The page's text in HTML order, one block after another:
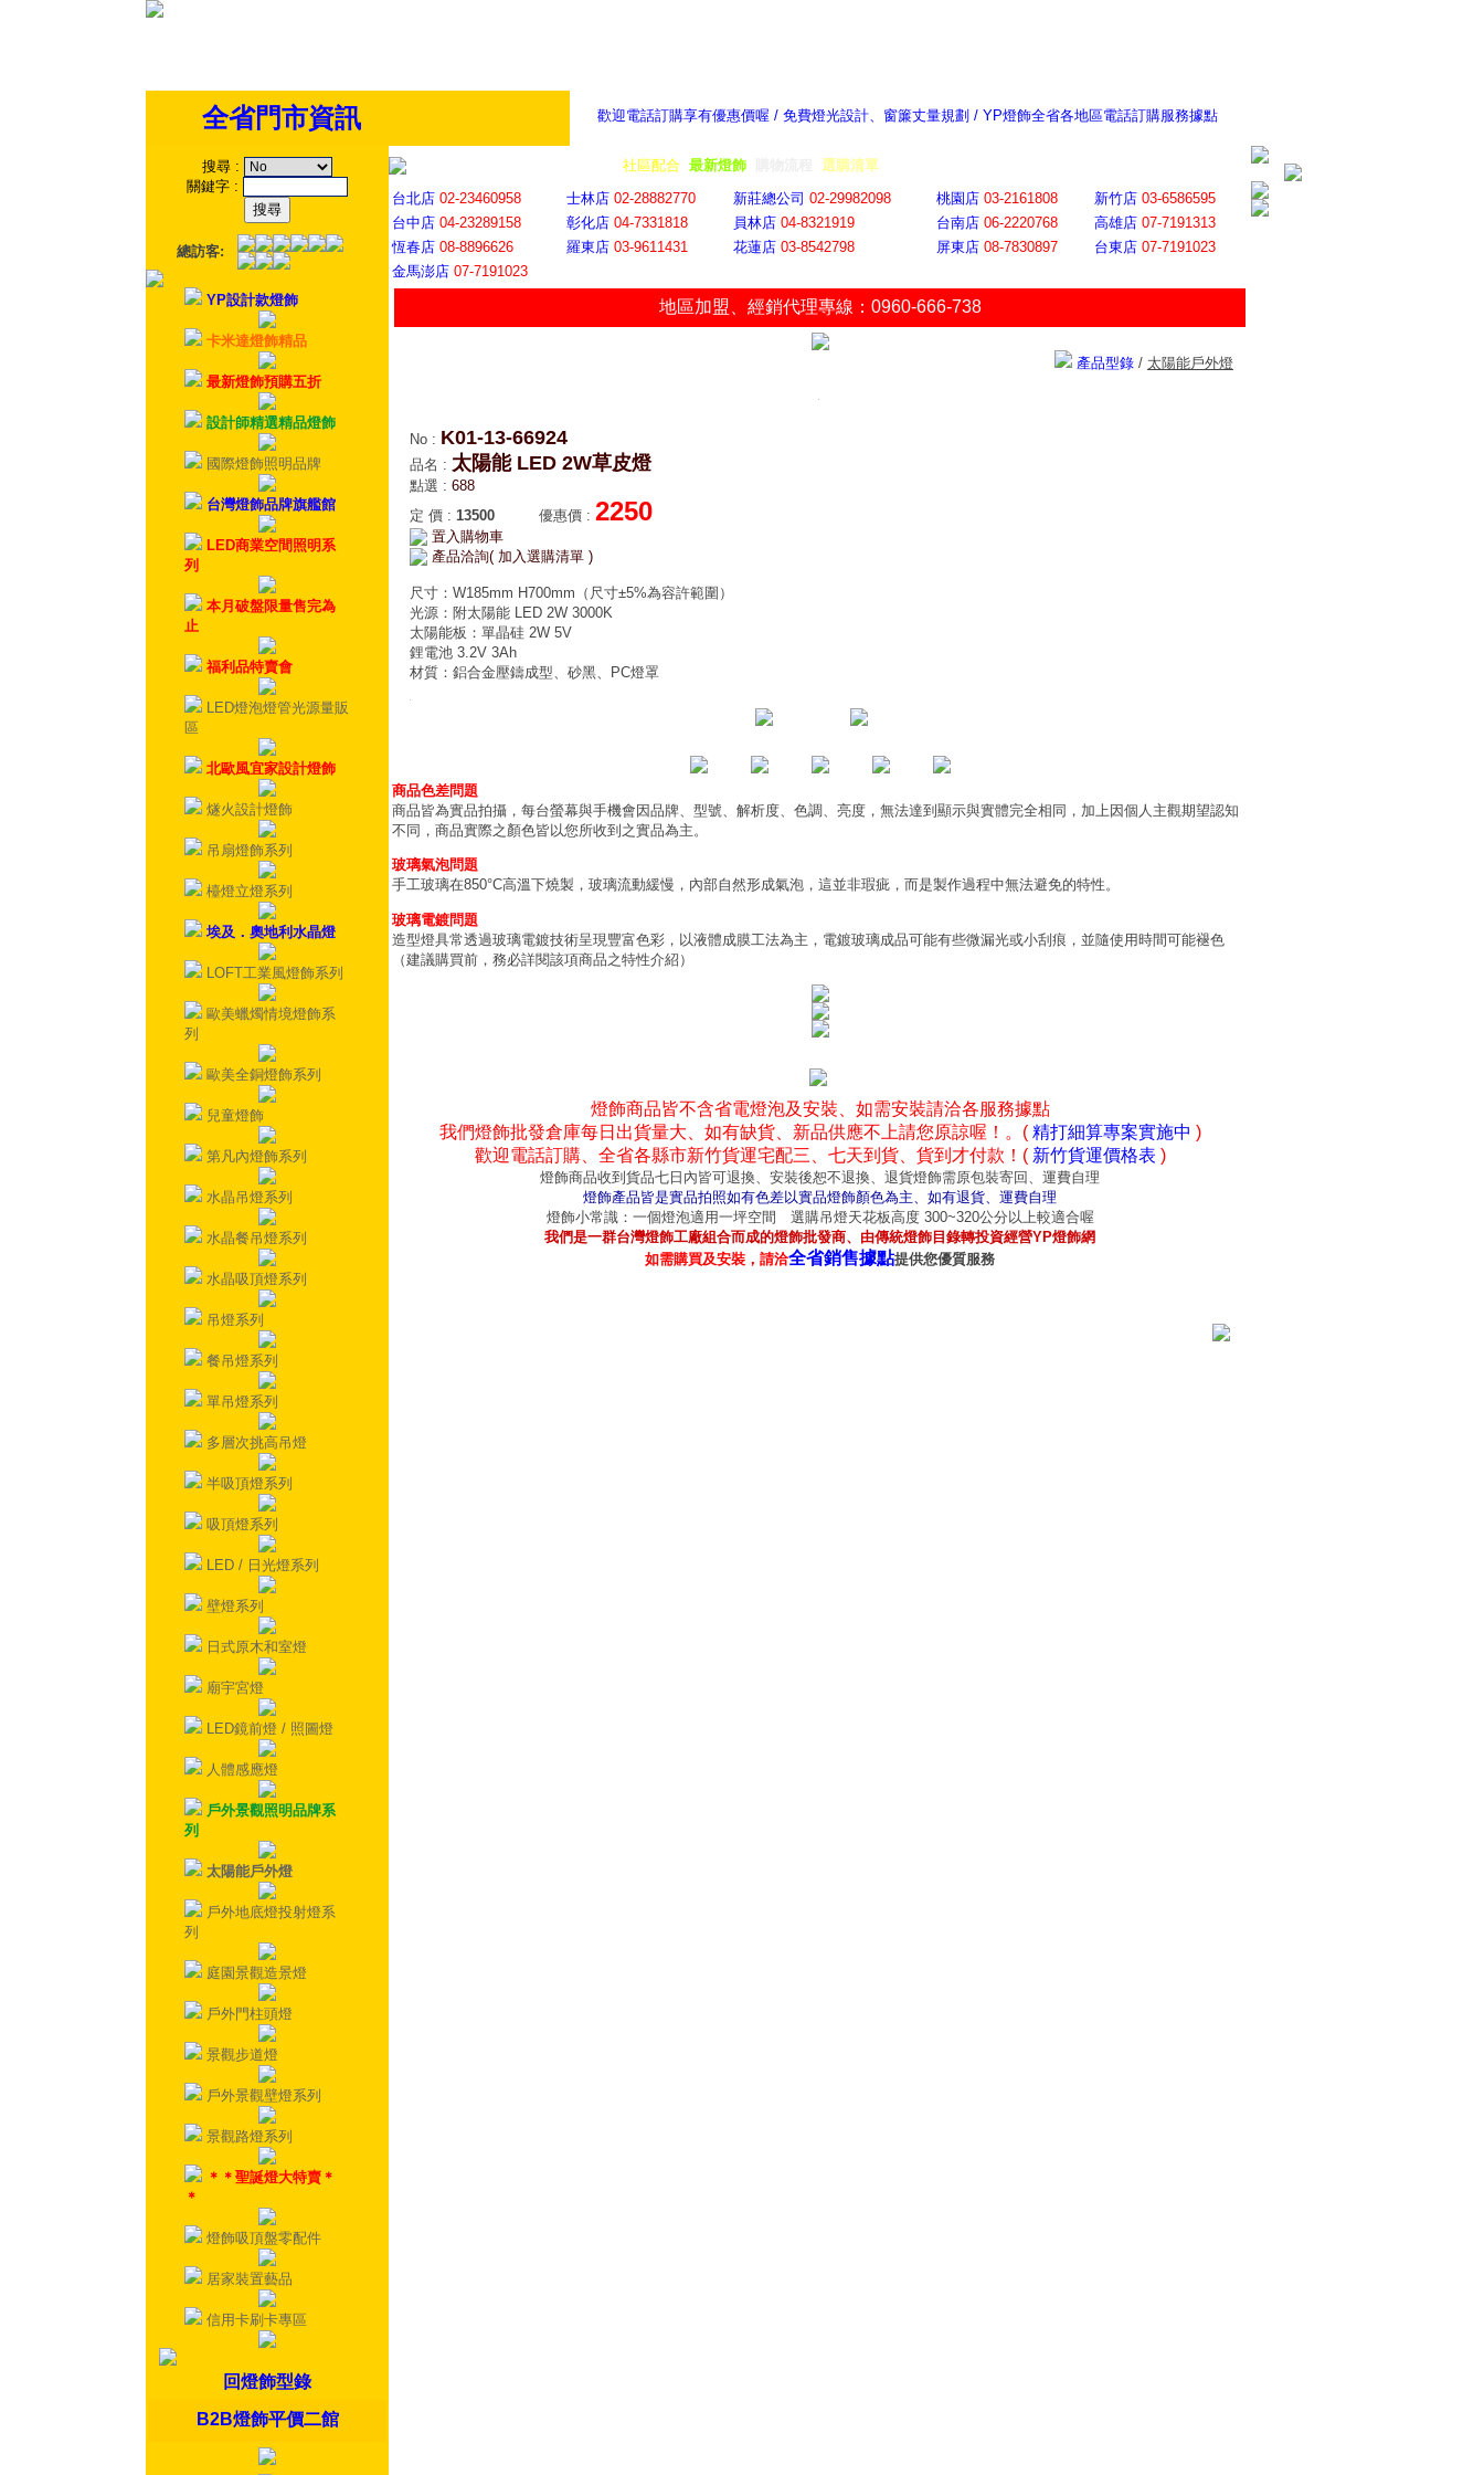
歡迎電話訂購享有優惠價喔 / 免費燈光設計、窗簾丈量規劃 / YP燈飾全省各地區電話訂購服務據點
全省門市資訊
搜尋 :
關鍵字 :
總訪客:
YP設計款燈飾
卡米達燈飾精品
最新燈飾預購五折
設計師精選精品燈飾
國際燈飾照明品牌
台灣燈飾品牌旗艦館
LED商業空間照明系
列
本月破盤限量售完為
止
福利品特賣會
LED燈泡燈管光源量販
區
北歐風宜家設計燈飾
燧火設計燈飾
吊扇燈飾系列
檯燈立燈系列
埃及．奧地利水晶燈
LOFT工業風燈飾系列
歐美蠟燭情境燈飾系
列
歐美全銅燈飾系列
兒童燈飾
第凡內燈飾系列
水晶吊燈系列
水晶餐吊燈系列
水晶吸頂燈系列
吊燈系列
餐吊燈系列
單吊燈系列
多層次挑高吊燈
半吸頂燈系列
吸頂燈系列
LED / 日光燈系列
壁燈系列
日式原木和室燈
廟宇宮燈
LED鏡前燈 / 照圖燈
人體感應燈
戶外景觀照明品牌系
列
太陽能戶外燈
戶外地底燈投射燈系
列
庭園景觀造景燈
戶外門柱頭燈
景觀步道燈
戶外景觀壁燈系列
景觀路燈系列
＊＊聖誕燈大特賣＊
＊
燈飾吸頂盤零配件
居家裝置藝品
信用卡刷卡專區
回燈飾型錄
B2B燈飾平價二館
社區配合 最新燈飾 選購清單
台北店 02-23460958 士林店 02-28882770 新莊總公司 02-29982098 桃園店 03-2161808 新竹店 03-6586595
台中店 04-23289158 彰化店 04-7331818 員林店 04-8321919 台南店 06-2220768 高雄店 07-7191313
恆春店 08-8896626 羅東店 03-9611431 花蓮店 03-8542798 屏東店 08-7830897 台東店 07-7191023
金馬澎店 07-7191023
地區加盟 經銷代理專線：0960-666-738
產品型錄 / 太陽能戶外燈
No : K01-13-66924
品名 : 太陽能 LED 2W草皮燈
點選 : 688
定 價 : 13500 優惠價 : 2250
置入購物車
產品洽詢( 加入選購清單 )
尺寸：W185mm H700mm（尺寸±5%為容許範圍）
光源：附太陽能 LED 2W 3000K
太陽能板：單晶硅 2W 5V
鋰電池 3.2V 3Ah
材質：鋁合金壓鑄成型、砂黑、PC燈罩
商品色差問題
商品皆為實品拍攝，每台螢幕與手機會因品牌、型號、解析度、色調、亮度，無法達到顯示與實體完全相同，加上因個人主觀期望認知
不同，商品實際之顏色皆以您所收到之實品為主。
玻璃氣泡問題
手工玻璃在850°C高溫下燒製，玻璃流動緩慢，內部自然形成氣泡，這並非瑕疵，而是製作過程中無法避免的特性。
玻璃電鍍問題
造型燈具常透過玻璃電鍍技術呈現豐富色彩，以液體成膜工法為主，電鍍玻璃成品可能有些微漏光或小刮痕，並隨使用時間可能褪色
（建議購買前，務必詳閱該項商品之特性介紹）
燈飾商品皆不含省電燈泡及安裝、如需安裝請洽各服務據點
我們燈飾批發倉庫每日出貨量大、如有缺貨、新品供應不上請您原諒喔！。( 精打細算專案實施中 )
歡迎電話訂購、全省各縣市新竹貨運宅配三、七天到貨、貨到才付款！( 新竹貨運價格表 )
燈飾商品收到貨品七日內皆可退換、安裝後恕不退換、退貨燈飾需原包裝寄回、運費自理
燈飾產品皆是實品拍照如有色差以實品燈飾顏色為主、如有退貨、運費自理
燈飾小常識：一個燈泡適用一坪空間 選購吊燈天花板高度 300~320公分以上較適合喔
我們是一群台灣燈飾工廠組合而成的燈飾批發商、由傳統燈飾目錄轉投資經營YP燈飾網
如需購買及安裝，請洽全省銷售據點提供您優質服務